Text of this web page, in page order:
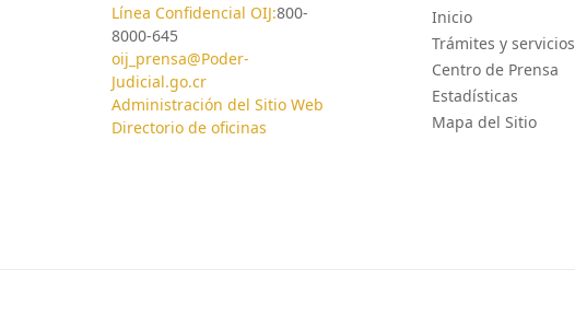
Línea Confidencial OIJ:800-
8000-645
oij_prensa@Poder-
Judicial.go.cr
Administración del Sitio Web
Directorio de oficinas
Inicio
Trámites y servicios
Centro de Prensa
Estadísticas
Mapa del Sitio